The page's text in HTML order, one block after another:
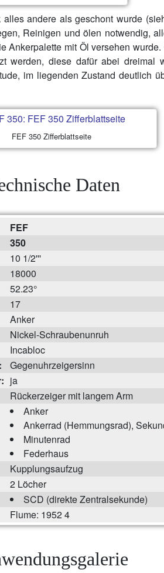
andere als geschont wurde
Reinigen und ölen notwendig,
Ankerpalette mit Öl versehen
werden, diese dafür abei dreimal
im liegenden Zustand deutlich
FEF 350 Zifferblattseite
Daten
FEF
350
10 1/2'''
18000
52.23°
17
Anker
Nickel-Schraubenunruh
Incabloc
Gegenuhrzeigersinn
ja
Rückerzeiger mit langem Arm
Anker
Ankerrad (Hemmungsrad),
Minutenrad
Federhaus
Kupplungsaufzug
2 Löcher
SCD (direkte Zentralsekunde)
Flume: 1952 4